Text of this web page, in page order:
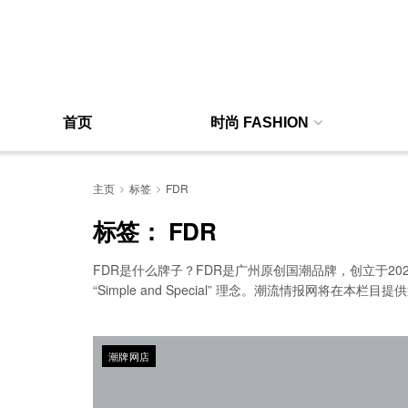
首页 时尚 FASHION
主页 标签 FDR
标签： FDR
FDR是什么牌子？FDR是广州原创国潮品牌，创立于
“Simple and Special” 理念。潮流情报网将在本栏目提
潮牌网店